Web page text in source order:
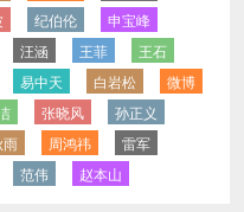
纪伯伦
申宝峰
汪涵 王菲
王石
易中天 白岩松
微博
张晓风
孙正义
雨 周鸿祎
雷军
范伟 赵本山